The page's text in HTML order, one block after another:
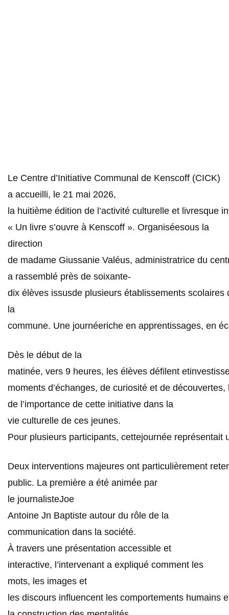
Le Centre d’Initiative Communal de Kenscoff (CICK)
a accueilli, le 21 mai 2026,
la huitième édition de l’activité culturelle et livresque
« Un livre s’ouvre à Kenscoff ». Organiséesous la
direction
de madame Giussanie Valéus, administratrice du
a rassemblé près de soixante-
dix élèves issusde plusieurs établissements scolaires
la
commune. Une journéeriche en apprentissages, en
Dès le début de la
matinée, vers 9 heures, les élèves défilent
moments d’échanges, de curiosité et de
de l’importance de cette initiative dans la
vie culturelle de ces jeunes.
Pour plusieurs participants, cettejournée
Deux interventions majeures ont particulièrement
public. La première a été animée par
le journalisteJoe
Antoine Jn Baptiste autour du rôle de la
communication dans la société.
À travers une présentation accessible et
interactive, l’intervenant a expliqué comment les
mots, les images et
les discours influencent les comportements humains